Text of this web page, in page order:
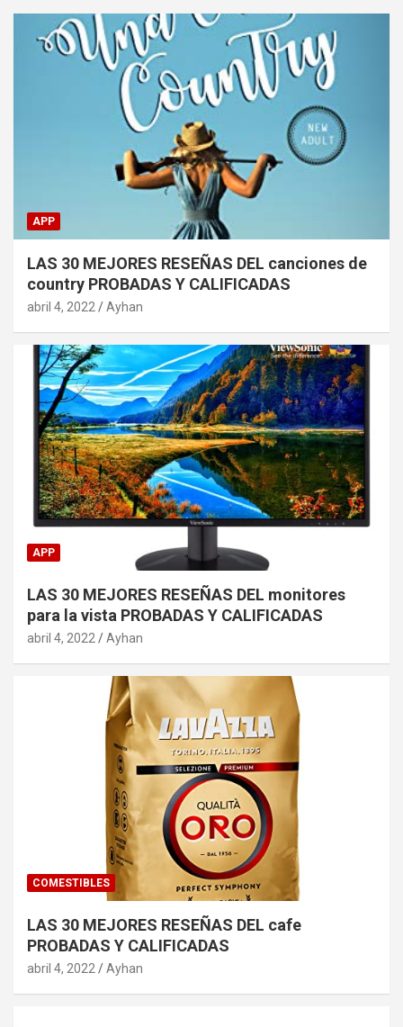
APP
LAS 30 MEJORES RESEÑAS DEL canciones de
country PROBADAS Y CALIFICADAS
abril 4, 2022 Ayhan
APP
LAS 30 MEJORES RESEÑAS DEL monitores
para la vista PROBADAS Y CALIFICADAS
abril 4, 2022 Ayhan
COMESTIBLES
LAS 30 MEJORES RESEÑAS DEL cafe
PROBADAS Y CALIFICADAS
abril 4, 2022 Ayhan